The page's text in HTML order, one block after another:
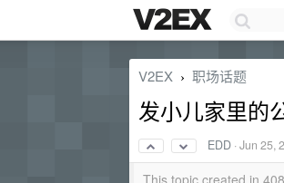
V2EX › 职场话题
发小儿家里的
EDD ·Jun 25,
This topic created in